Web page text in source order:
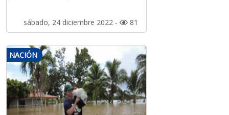
sábado, 24 diciembre 2022 - 81
NACIÓN